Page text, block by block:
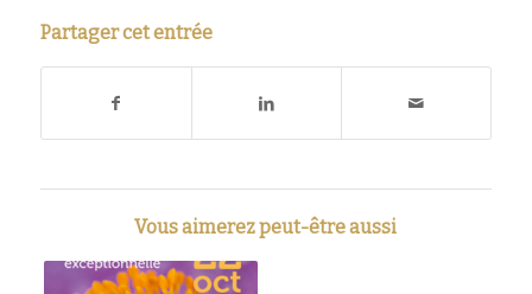
Partager cet entrée
Vous aimerez peut-être aussi